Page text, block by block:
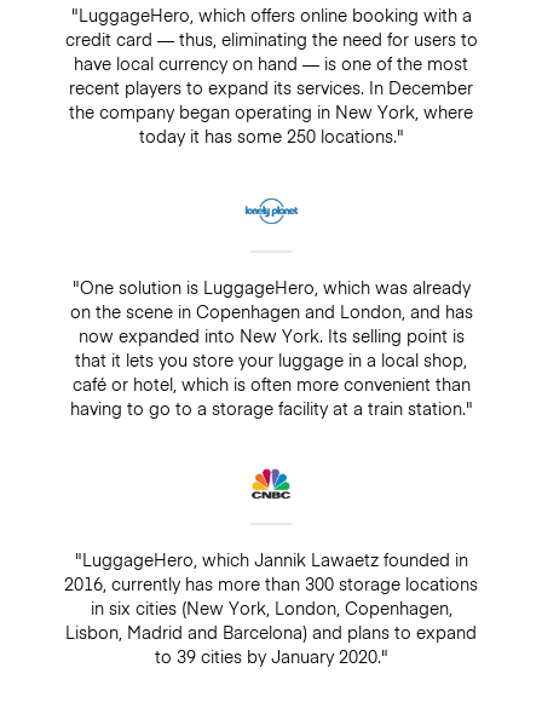
"LuggageHero, which offers online booking with a
credit card — thus, eliminating the need for users to
have local currency on hand — is one of the most
recent players to expand its services. In December
the company began operating in New York, where
today it has some 250 locations."
"One solution is LuggageHero, which was already
on the scene in Copenhagen and London, and has
now expanded into New York. Its selling point is
that it lets you store your luggage in a local shop,
café or hotel, which is often more convenient than
having to go to a storage facility at a train station."
"LuggageHero, which Jannik Lawaetz founded in
2016, currently has more than 300 storage locations
in six cities (New York, London, Copenhagen,
Lisbon, Madrid and Barcelona) and plans to expand
to 39 cities by January 2020."